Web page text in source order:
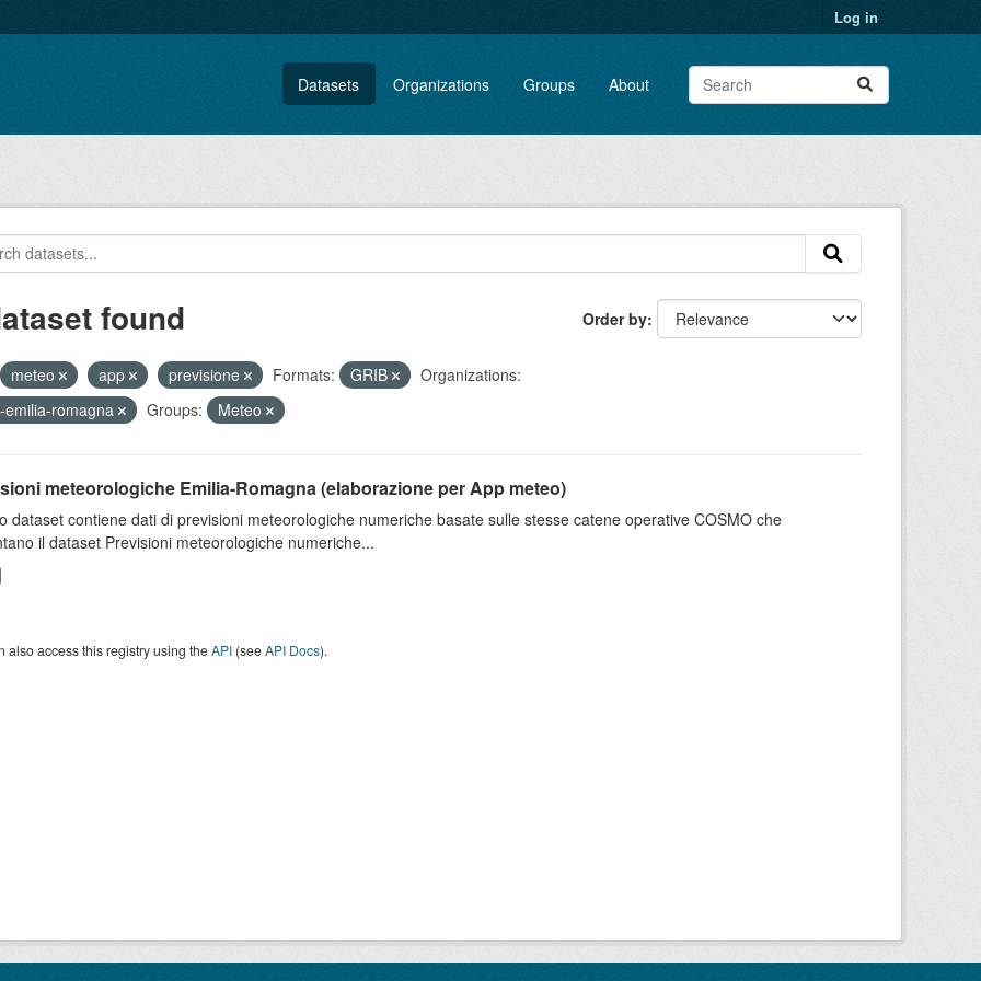
Log in
Datasets Organizations Groups About
Order by
found
meteo app previsione Formats: GRIB
Organizations:
emilia-romagna
Groups: Meteo
meteorologiche Emilia-Romagna (elaborazione per App meteo)
dataset contiene dati di previsioni meteorologiche numeriche basate sulle stesse catene operative COSMO che
il dataset Previsioni meteorologiche numeriche...
also access this registry using theAPI(seeAPI Docs).